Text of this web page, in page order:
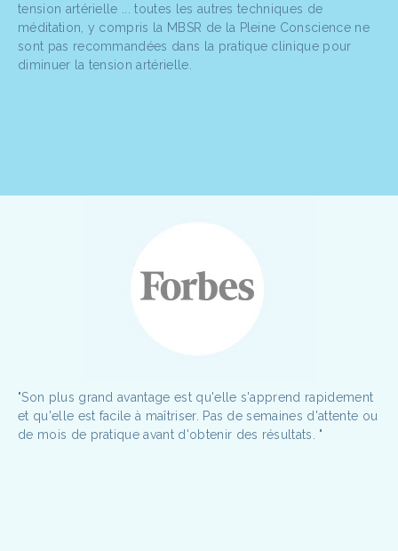
tension artérielle ... toutes les autres techniques de
méditation, y compris la MBSR de la Pleine Conscience ne
sont pas recommandées dans la pratique clinique pour
diminuer la tension artérielle.
"Son plus grand avantage est qu'elle s'apprend rapidement
et qu'elle est facile à maîtriser. Pas de semaines d'attente ou
de mois de pratique avant d'obtenir des résultats. "